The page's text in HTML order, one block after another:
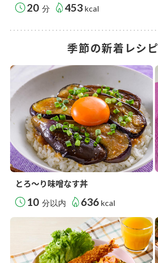
20 分 453 kcal
季節の新着レシピ
とろ～り味噌なす丼
10 分以内 636 kcal